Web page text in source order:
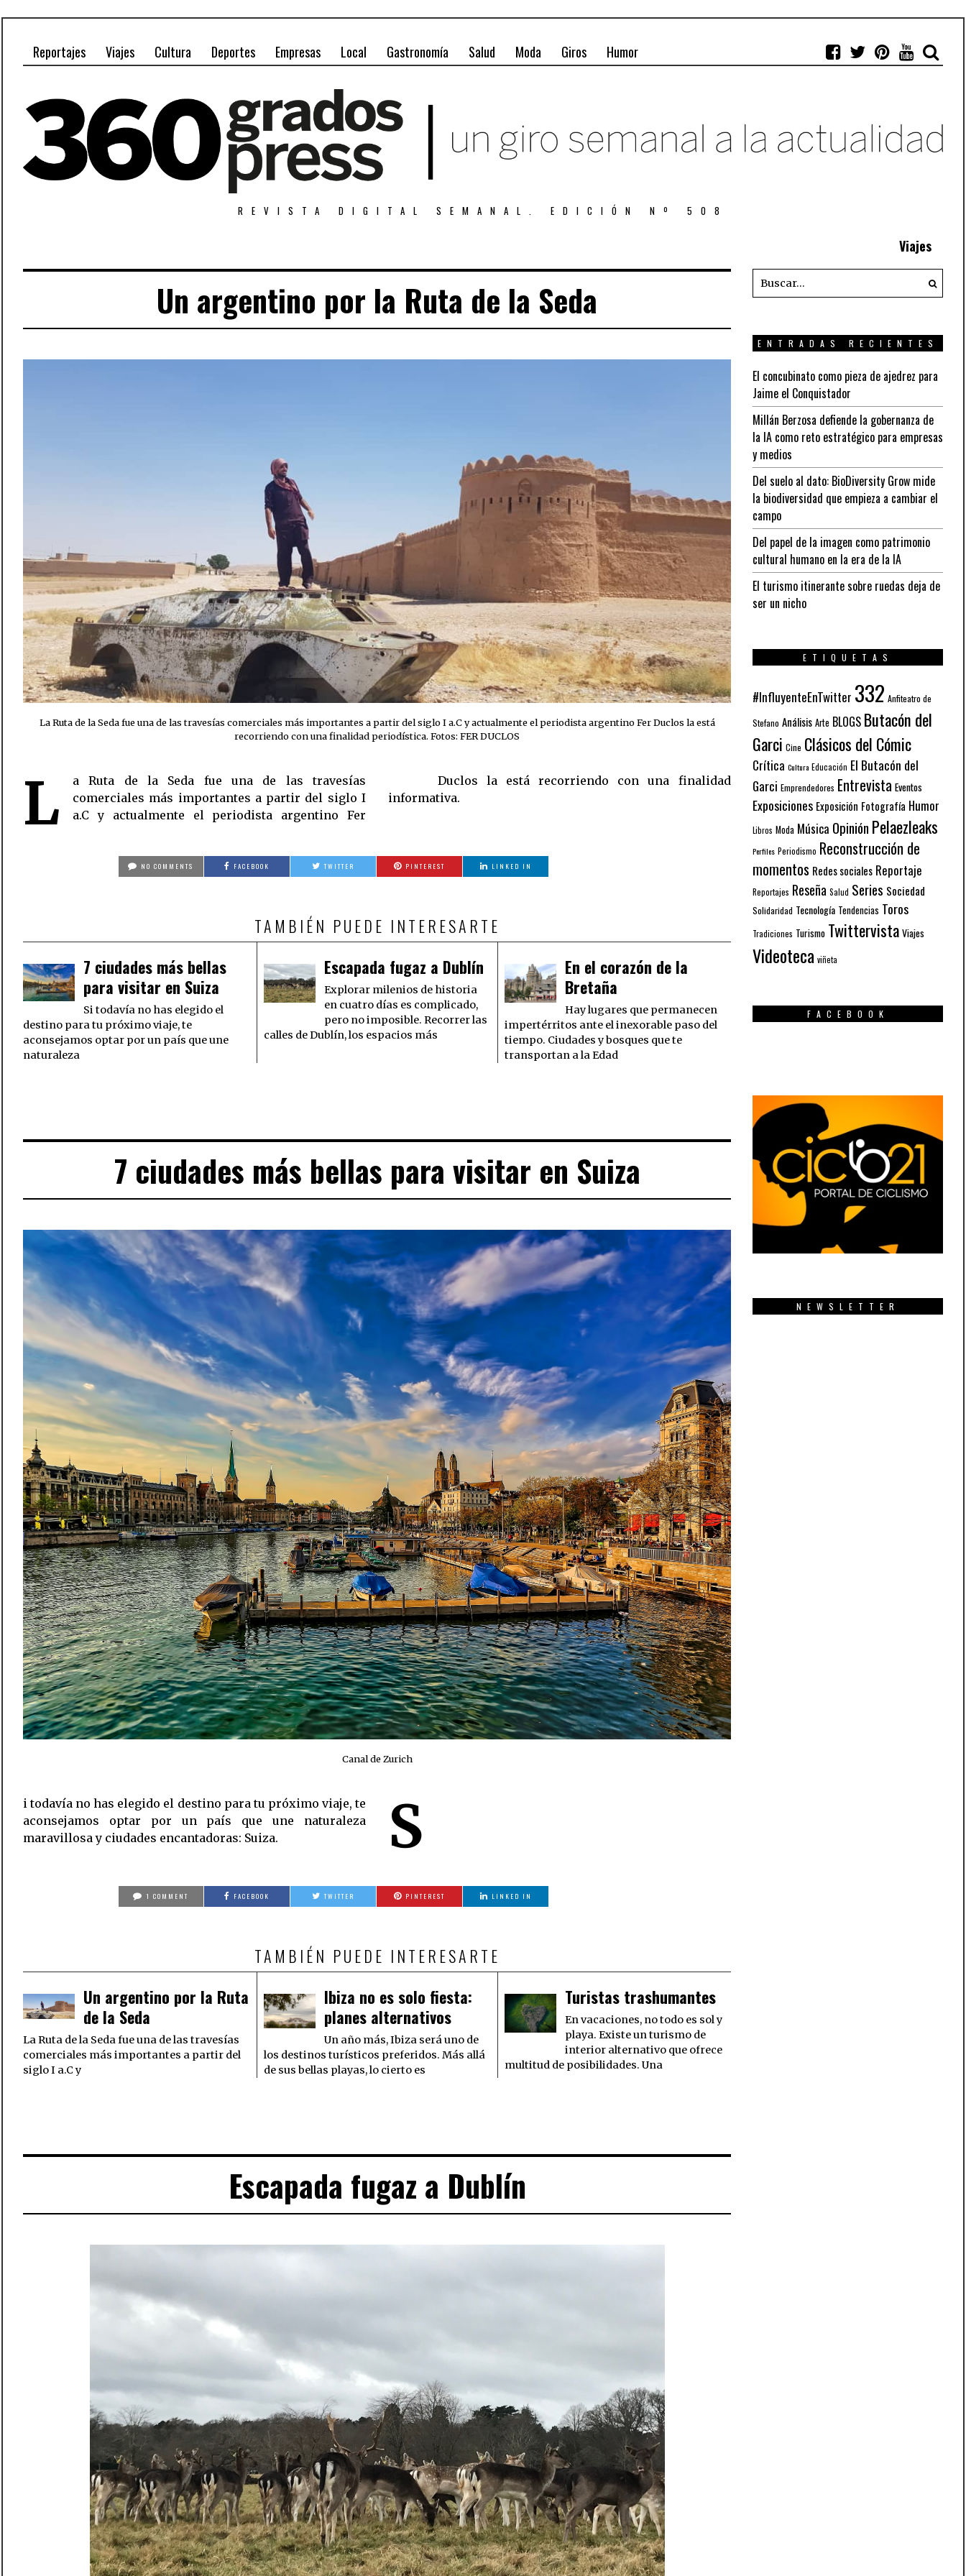
Reportajes Viajes Cultura Deportes Empresas Local Gastronomía Salud Moda Giros Humor
REVISTA DIGITAL SEMANAL. EDICIÓN Nº 508
Viajes
Un argentino por la Ruta de la Seda
La Ruta de la Seda fue una de las travesías comerciales más importantes a partir del siglo I a.C y actualmente el periodista argentino Fer Duclos la está
recorriendo con una finalidad periodística. Fotos: FER DUCLOS
L
a Ruta de la Seda fue una de las travesías
comerciales más importantes a partir del siglo I
a.C y actualmente el periodista argentino Fer
Duclos la está recorriendo con una finalidad
informativa.
NO COMMENTS FACEBOOK TWITTER PINTEREST LINKED IN
TAMBIÉN PUEDE INTERESARTE
7 ciudades más bellas
para visitar en Suiza
Si todavía no has elegido el
destino para tu próximo viaje, te
aconsejamos optar por un país que une
naturaleza
Escapada fugaz a Dublín
Explorar milenios de historia
en cuatro días es complicado,
pero no imposible. Recorrer las
calles de Dublín, los espacios más
En el corazón de la
Bretaña
Hay lugares que permanecen
impertérritos ante el inexorable paso del
tiempo. Ciudades y bosques que te
transportan a la Edad
7 ciudades más bellas para visitar en Suiza
Canal de Zurich
S
i todavía no has elegido el destino para tu próximo viaje, te
aconsejamos optar por un país que une naturaleza
maravillosa y ciudades encantadoras: Suiza.
1 COMMENT FACEBOOK TWITTER PINTEREST LINKED IN
TAMBIÉN PUEDE INTERESARTE
Un argentino por la Ruta
de la Seda
La Ruta de la Seda fue una de las travesías
comerciales más importantes a partir del
siglo I a.C y
Ibiza no es solo fiesta:
planes alternativos
Un año más, Ibiza será uno de
los destinos turísticos preferidos. Más allá
de sus bellas playas, lo cierto es
Turistas trashumantes
En vacaciones, no todo es sol y
playa. Existe un turismo de
interior alternativo que ofrece
multitud de posibilidades. Una
Escapada fugaz a Dublín
ENTRADAS RECIENTES
El concubinato como pieza de ajedrez para
Jaime el Conquistador
Millán Berzosa defiende la gobernanza de
la IA como reto estratégico para empresas
y medios
Del suelo al dato: BioDiversity Grow mide
la biodiversidad que empieza a cambiar el
campo
Del papel de la imagen como patrimonio
cultural humano en la era de la IA
El turismo itinerante sobre ruedas deja de
ser un nicho
ETIQUETAS
#InfluyenteEnTwitter 332 Anfiteatro de
Stefano Análisis Arte BLOGS Butacón del
Garci Cine Clásicos del Cómic
Crítica Cultura Educación El Butacón del
Garci Emprendedores Entrevista Eventos
Exposiciones Exposición Fotografía Humor
Libros Moda Música Opinión Pelaezleaks
Perfiles Periodismo Reconstrucción de
momentos Redes sociales Reportaje
Reportajes Reseña Salud Series Sociedad
Solidaridad Tecnología Tendencias Toros
Tradiciones Turismo Twittervista Viajes
Videoteca viñeta
FACEBOOK
NEWSLETTER